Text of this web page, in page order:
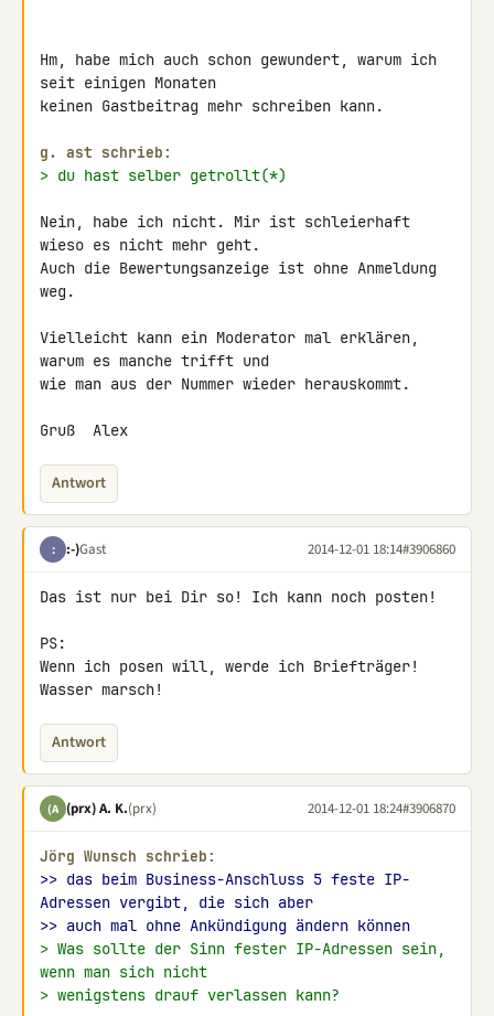
Hm, habe mich auch schon gewundert, warum ich
seit einigen Monaten
keinen Gastbeitrag mehr schreiben kann.
g. ast schrieb:
> du hast selber getrollt(*)
Nein, habe ich nicht. Mir ist schleierhaft
wieso es nicht mehr geht.
Auch die Bewertungsanzeige ist ohne Anmeldung
weg.
Vielleicht kann ein Moderator mal erklären,
warum es manche trifft und
wie man aus der Nummer wieder herauskommt.
Gruß  Alex
Antwort
: :-)Gast 2014-12-01 18:14#3906860
Das ist nur bei Dir so! Ich kann noch posten!
PS:
Wenn ich posen will, werde ich Briefträger!
Wasser marsch!
Antwort
(A (prx) A. K.(prx) 2014-12-01 18:24#3906870
Jörg Wunsch schrieb:
>> das beim Business-Anschluss 5 feste IP-
Adressen vergibt, die sich aber
>> auch mal ohne Ankündigung ändern können
> Was sollte der Sinn fester IP-Adressen sein,
wenn man sich nicht
> wenigstens drauf verlassen kann?